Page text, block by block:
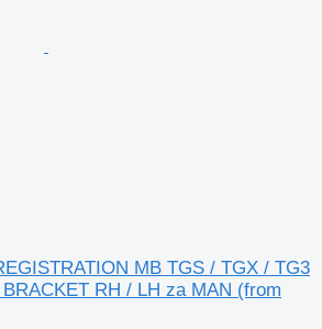
MB TGS / TGX / TG3
RH / LH za MAN (from